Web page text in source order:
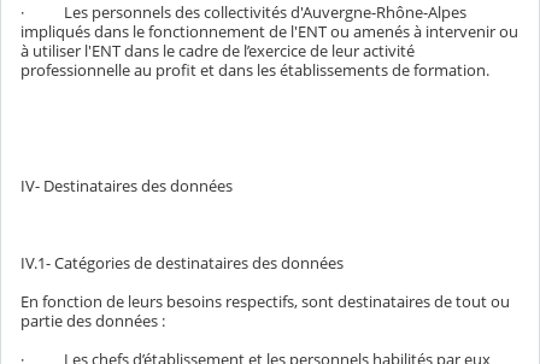
· Les personnels des collectivités d'Auvergne-Rhône-Alpes
impliqués dans le fonctionnement de l'ENT ou amenés à intervenir ou
à utiliser l'ENT dans le cadre de l’exercice de leur activité
professionnelle au profit et dans les établissements de formation.
IV- Destinataires des données
IV.1- Catégories de destinataires des données
En fonction de leurs besoins respectifs, sont destinataires de tout ou
partie des données :
· Les chefs d’établissement et les personnels habilités par eux